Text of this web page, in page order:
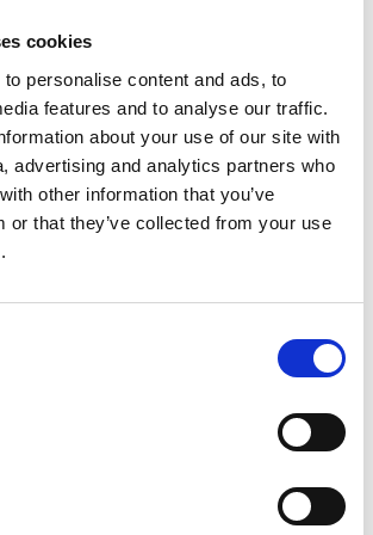
cookies
personalise content and ads, to
features and to analyse our traffic.
about your use of our site with
advertising and analytics partners who
other information that you’ve
or that they’ve collected from your use
des factures par IA, sans
pour automatiser le traitement
des exceptions pour réduire
manuelles
configurables et validations à
pour améliorer l’efficacité
bout en bout et conformité sur
Management intégré pour
continu dans l’innovation portée
à améliorer l’efficacité de vos
contrôles ou gagner en visibilité sur
votre comptabilité fournisseurs,